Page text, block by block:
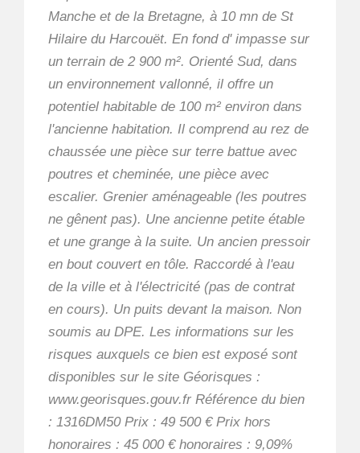
Manche et de la Bretagne, à 10 mn de St
Hilaire du Harcouët. En fond d' impasse sur
un terrain de 2 900 m². Orienté Sud, dans
un environnement vallonné, il offre un
potentiel habitable de 100 m² environ dans
l'ancienne habitation. Il comprend au rez de
chaussée une pièce sur terre battue avec
poutres et cheminée, une pièce avec
escalier. Grenier aménageable (les poutres
ne gênent pas). Une ancienne petite étable
et une grange à la suite. Un ancien pressoir
en bout couvert en tôle. Raccordé à l'eau
de la ville et à l'électricité (pas de contrat
en cours). Un puits devant la maison. Non
soumis au DPE. Les informations sur les
risques auxquels ce bien est exposé sont
disponibles sur le site Géorisques :
www.georisques.gouv.fr Référence du bien
: 1316DM50 Prix : 49 500 € Prix hors
honoraires : 45 000 € honoraires : 9,09%